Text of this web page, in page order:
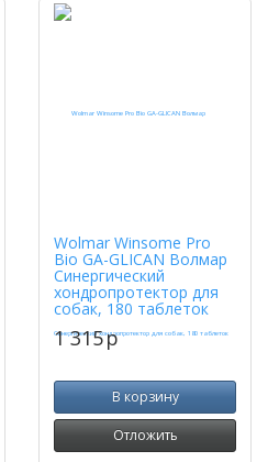
Wolmar Winsome Pro
Bio GA-GLICAN Волмар
Синергический
хондропротектор для
собак, 180 таблеток
1 315p
В корзину
Отложить